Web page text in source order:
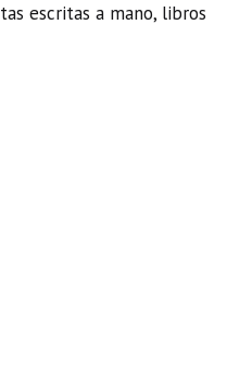
escritas a mano, libros